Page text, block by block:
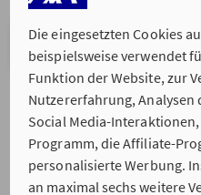
Die eingesetzten Cookies
beispielsweise verwendet
Funktion der Website, zur
Nutzererfahrung, Analysen
Social Media-
Programm, die Affiliate-
personalisierte Werbung.
an maximal sechs weitere